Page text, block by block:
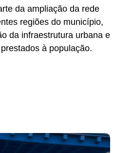
da ampliação da rede
regiões do município,
da infraestrutura urbana e
à população.